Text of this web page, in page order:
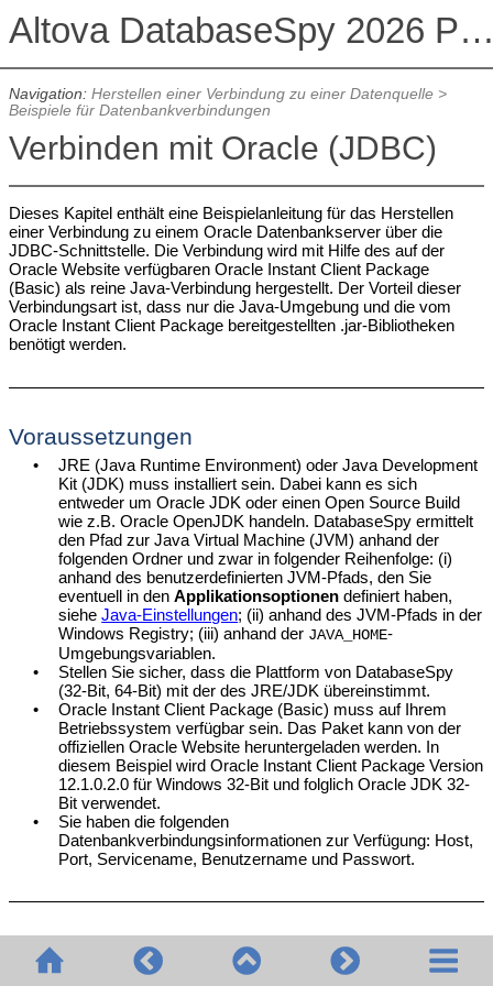
Altova DatabaseSpy 2026
Navigation: Herstellen einer Verbindung zu einer Datenquelle>
Beispiele für Datenbankverbindungen
Verbinden mit Oracle (JDBC)
Dieses Kapitel enthält eine Beispielanleitung für das Herstellen
einer Verbindung zu einem Oracle Datenbankserver über die
JDBC-Schnittstelle. Die Verbindung wird mit Hilfe des auf der
Oracle Website verfügbaren Oracle Instant Client Package
(Basic) als reine Java-Verbindung hergestellt. Der Vorteil dieser
Verbindungsart ist, dass nur die Java-Umgebung und die vom
Oracle Instant Client Package bereitgestellten .jar-Bibliotheken
benötigt werden.
Voraussetzungen
•
JRE (Java Runtime Environment) oder Java Development
Kit (JDK) muss installiert sein. Dabei kann es sich
entweder um Oracle JDK oder einen Open Source Build
wie z.B. Oracle OpenJDK handeln. DatabaseSpy ermittelt
den Pfad zur Java Virtual Machine (JVM) anhand der
folgenden Ordner und zwar in folgender Reihenfolge: (i)
anhand des benutzerdefinierten JVM-Pfads, den Sie
eventuell in denApplikationsoptionen definiert haben,
sieheJava-Einstellungen; (ii) anhand des JVM-Pfads in der
Windows Registry; (iii) anhand der JAVA_HOME-
Umgebungsvariablen.
•
Stellen Sie sicher, dass die Plattform von DatabaseSpy
(32-Bit, 64-Bit) mit der des JRE/JDK übereinstimmt.
•
Oracle Instant Client Package (Basic) muss auf Ihrem
Betriebssystem verfügbar sein. Das Paket kann von der
offiziellen Oracle Website heruntergeladen werden. In
diesem Beispiel wird Oracle Instant Client Package Version
12.1.0.2.0 für Windows 32-Bit und folglich Oracle JDK 32-
Bit verwendet.
•
Sie haben die folgenden
Datenbankverbindungsinformationen zur Verfügung: Host,
Port, Servicename, Benutzername und Passwort.
Verbindung
1. Starten Sie den Datenbank-Verbindungsassistenten und